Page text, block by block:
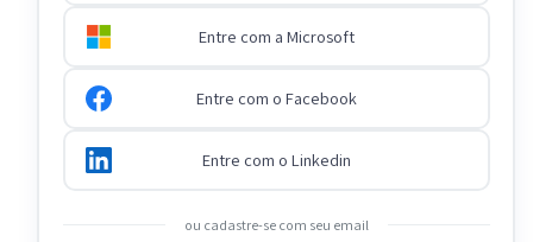
Entre com a Microsoft
Entre com o Facebook
Entre com o Linkedin
ou cadastre-se com seu email